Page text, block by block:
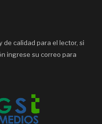
calidad para el lector, si
ingrese su correo para